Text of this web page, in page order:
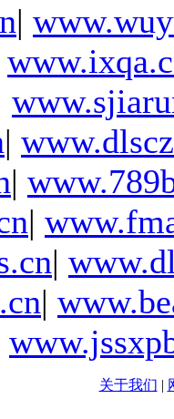
|
|
|
|
|
|
关于我们 |